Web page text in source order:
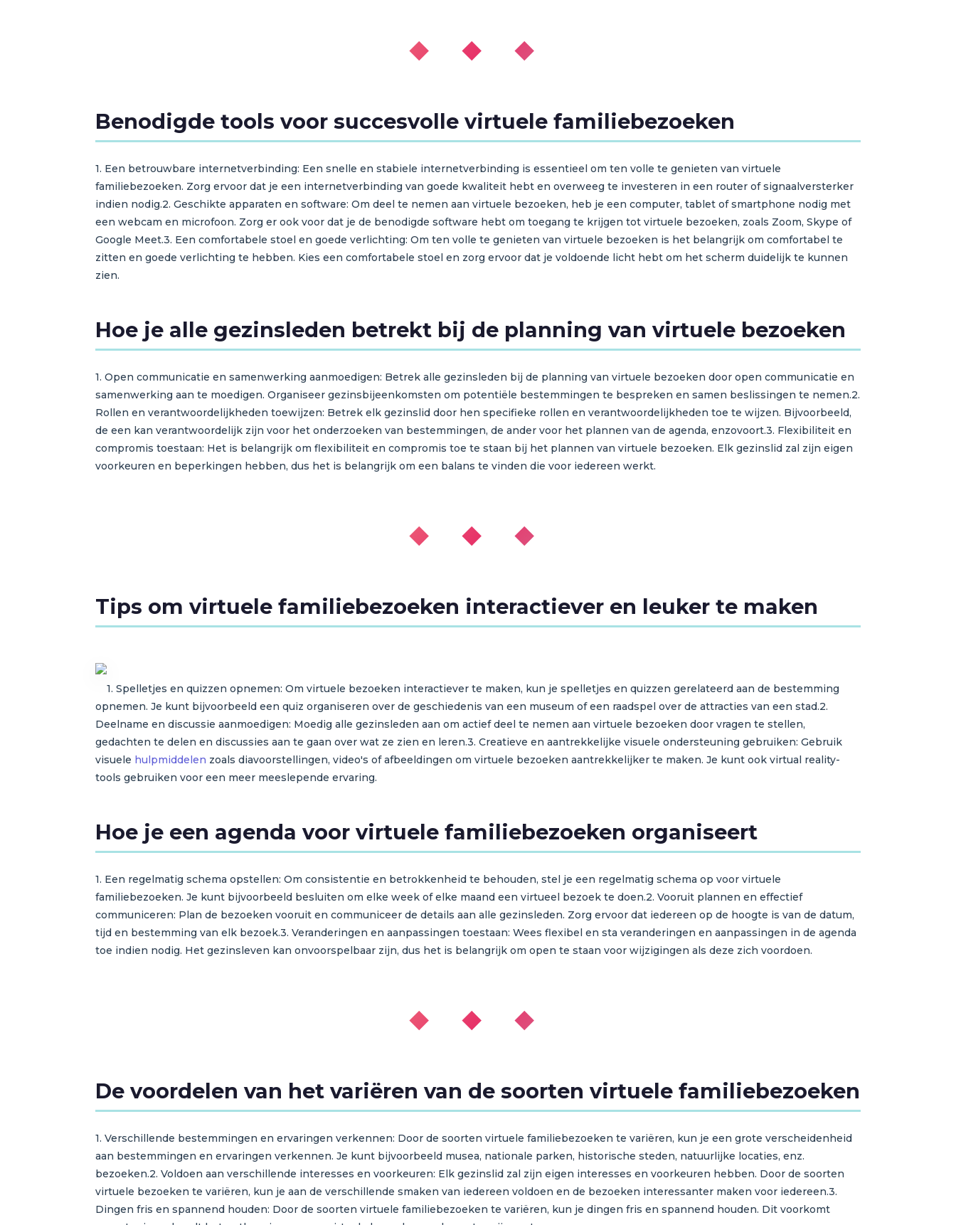
◆ ◆ ◆
Benodigde tools voor succesvolle virtuele familiebezoeken
1. Een betrouwbare internetverbinding: Een snelle en stabiele internetverbinding is essentieel om ten volle te genieten van virtuele
familiebezoeken. Zorg ervoor dat je een internetverbinding van goede kwaliteit hebt en overweeg te investeren in een router of signaalversterker
indien nodig.2. Geschikte apparaten en software: Om deel te nemen aan virtuele bezoeken, heb je een computer, tablet of smartphone nodig met
een webcam en microfoon. Zorg er ook voor dat je de benodigde software hebt om toegang te krijgen tot virtuele bezoeken, zoals Zoom, Skype of
Google Meet.3. Een comfortabele stoel en goede verlichting: Om ten volle te genieten van virtuele bezoeken is het belangrijk om comfortabel te
zitten en goede verlichting te hebben. Kies een comfortabele stoel en zorg ervoor dat je voldoende licht hebt om het scherm duidelijk te kunnen
zien.
Hoe je alle gezinsleden betrekt bij de planning van virtuele bezoeken
1. Open communicatie en samenwerking aanmoedigen: Betrek alle gezinsleden bij de planning van virtuele bezoeken door open communicatie en
samenwerking aan te moedigen. Organiseer gezinsbijeenkomsten om potentiële bestemmingen te bespreken en samen beslissingen te nemen.2.
Rollen en verantwoordelijkheden toewijzen: Betrek elk gezinslid door hen specifieke rollen en verantwoordelijkheden toe te wijzen. Bijvoorbeeld,
de een kan verantwoordelijk zijn voor het onderzoeken van bestemmingen, de ander voor het plannen van de agenda, enzovoort.3. Flexibiliteit en
compromis toestaan: Het is belangrijk om flexibiliteit en compromis toe te staan bij het plannen van virtuele bezoeken. Elk gezinslid zal zijn eigen
voorkeuren en beperkingen hebben, dus het is belangrijk om een balans te vinden die voor iedereen werkt.
◆ ◆ ◆
Tips om virtuele familiebezoeken interactiever en leuker te maken
1. Spelletjes en quizzen opnemen: Om virtuele bezoeken interactiever te maken, kun je spelletjes en quizzen gerelateerd aan de bestemming
opnemen. Je kunt bijvoorbeeld een quiz organiseren over de geschiedenis van een museum of een raadspel over de attracties van een stad.2.
Deelname en discussie aanmoedigen: Moedig alle gezinsleden aan om actief deel te nemen aan virtuele bezoeken door vragen te stellen,
gedachten te delen en discussies aan te gaan over wat ze zien en leren.3. Creatieve en aantrekkelijke visuele ondersteuning gebruiken: Gebruik
visuele hulpmiddelen zoals diavoorstellingen, video's of afbeeldingen om virtuele bezoeken aantrekkelijker te maken. Je kunt ook virtual reality-
tools gebruiken voor een meer meeslepende ervaring.
Hoe je een agenda voor virtuele familiebezoeken organiseert
1. Een regelmatig schema opstellen: Om consistentie en betrokkenheid te behouden, stel je een regelmatig schema op voor virtuele
familiebezoeken. Je kunt bijvoorbeeld besluiten om elke week of elke maand een virtueel bezoek te doen.2. Vooruit plannen en effectief
communiceren: Plan de bezoeken vooruit en communiceer de details aan alle gezinsleden. Zorg ervoor dat iedereen op de hoogte is van de datum,
tijd en bestemming van elk bezoek.3. Veranderingen en aanpassingen toestaan: Wees flexibel en sta veranderingen en aanpassingen in de agenda
toe indien nodig. Het gezinsleven kan onvoorspelbaar zijn, dus het is belangrijk om open te staan voor wijzigingen als deze zich voordoen.
◆ ◆ ◆
De voordelen van het variëren van de soorten virtuele familiebezoeken
1. Verschillende bestemmingen en ervaringen verkennen: Door de soorten virtuele familiebezoeken te variëren, kun je een grote verscheidenheid
aan bestemmingen en ervaringen verkennen. Je kunt bijvoorbeeld musea, nationale parken, historische steden, natuurlijke locaties, enz.
bezoeken.2. Voldoen aan verschillende interesses en voorkeuren: Elk gezinslid zal zijn eigen interesses en voorkeuren hebben. Door de soorten
virtuele bezoeken te variëren, kun je aan de verschillende smaken van iedereen voldoen en de bezoeken interessanter maken voor iedereen.3.
Dingen fris en spannend houden: Door de soorten virtuele familiebezoeken te variëren, kun je dingen fris en spannend houden. Dit voorkomt